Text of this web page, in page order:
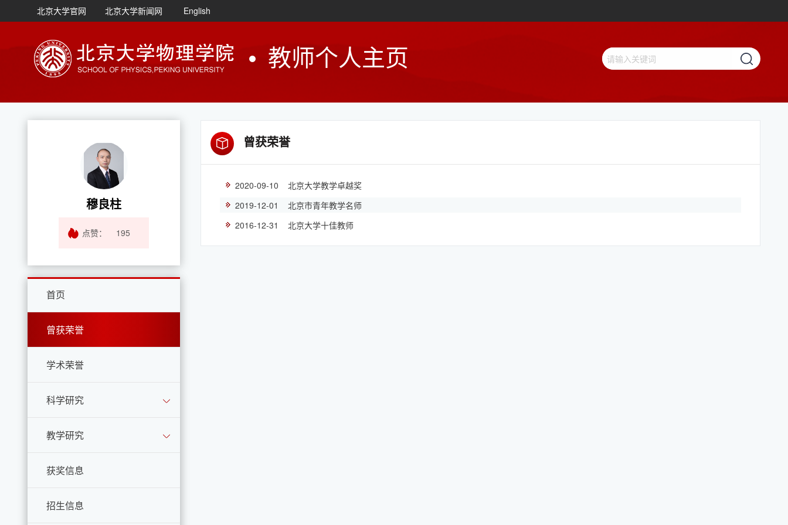
北京大学官网 北京大学新闻网 English
教师个人主页
穆良柱
点赞： 195
首页
曾获荣誉
学术荣誉
科学研究
教学研究
获奖信息
招生信息
曾获荣誉
2020-09-10 北京大学教学卓越奖
2019-12-01 北京市青年教学名师
2016-12-31 北京大学十佳教师